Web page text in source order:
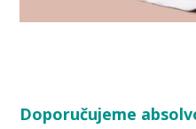
Doporučujeme